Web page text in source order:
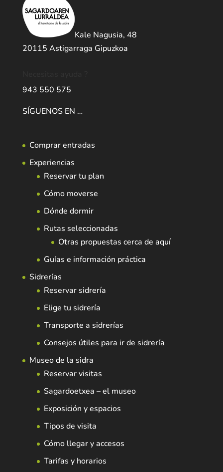
Kale Nagusia, 48
20115 Astigarraga Gipuzkoa
943 550 575
SÍGUENOS EN …
Comprar entradas
Experiencias
Reservar tu plan
Cómo moverse
Dónde dormir
Rutas seleccionadas
Otras propuestas cerca de aquí
Guías e información práctica
Sidrerías
Reservar sidrería
Elige tu sidrería
Transporte a sidrerías
Consejos útiles para ir de sidrería
Museo de la sidra
Reservar visitas
Sagardoetxea – el museo
Exposición y espacios
Tipos de visita
Cómo llegar y accesos
Tarifas y horarios